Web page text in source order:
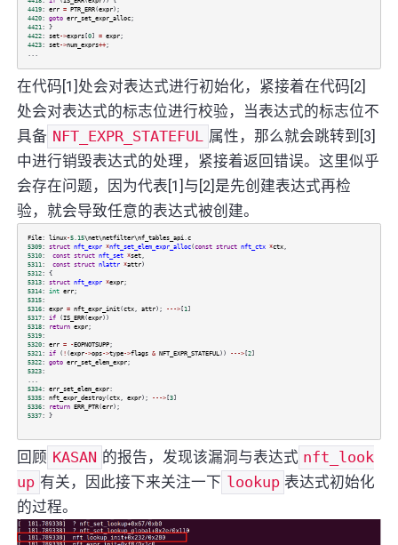
4419: err = PTR_ERR(expr);
4420: goto err_set_expr_alloc;
4421: }
4422: set->exprs[0] = expr;
4423: set->num_exprs++;
...
在代码[1]处会对表达式进行初始化，紧接着在代码[2]
处会对表达式的标志位进行校验，当表达式的标志位不
具备 NFT_EXPR_STATEFUL 属性，那么就会跳转到[3]
中进行销毁表达式的处理，紧接着返回错误。这里似乎
会存在问题，因为代表[1]与[2]是先创建表达式再检
验，就会导致任意的表达式被创建。
File: linux-5.15\net\netfilter\nf_tables_api.c
5309: struct nft_expr *nft_set_elem_expr_alloc(const struct nft_ctx *ctx,
5310: const struct nft_set *set,
5311: const struct nlattr *attr)
5312: {
5313: struct nft_expr *expr;
5314: int err;
5315:
5316: expr = nft_expr_init(ctx, attr); --->[1]
5317: if(IS_ERR(expr))
5318: return expr;
5319:
5320: err = -EOPNOTSUPP;
5321: if( ! (expr->ops->type->flags & NFT_EXPR_STATEFUL)) --->[2]
5322: goto err_set_elem_expr;
5323:
...
5334: err_set_elem_expr:
5335: nft_expr_destroy(ctx, expr); --->[3]
5336: return ERR_PTR(err);
5337: }
回顾 KASAN 的报告，发现该漏洞与表达式 nft_look
up 有关，因此接下来关注一下 lookup 表达式初始化
的过程。